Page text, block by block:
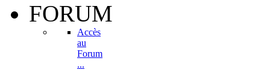
FORUM
Accès
au
Forum
...